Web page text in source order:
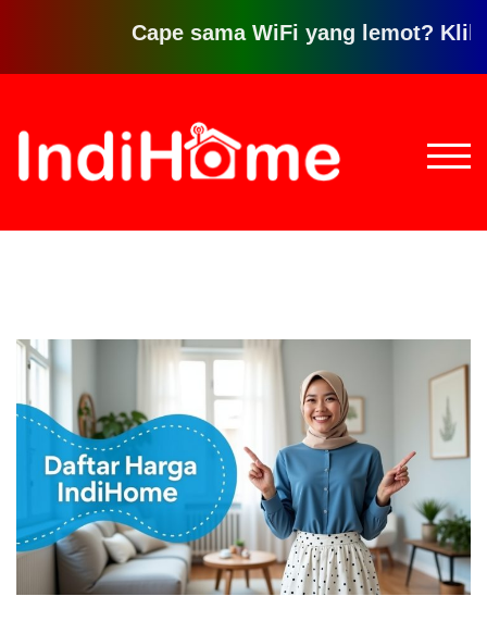
Cape sama WiFi yang lemot? Klik
konten